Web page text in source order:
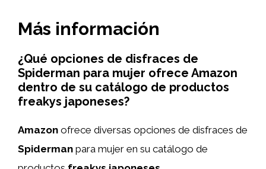
Más información
¿Qué opciones de disfraces de
Spiderman para mujer ofrece Amazon
dentro de su catálogo de productos
freakys japoneses?
Amazon ofrece diversas opciones de disfraces de
Spiderman para mujer en su catálogo de